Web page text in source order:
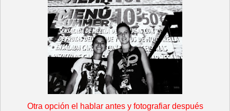
Otra opción el hablar antes y fotografiar después